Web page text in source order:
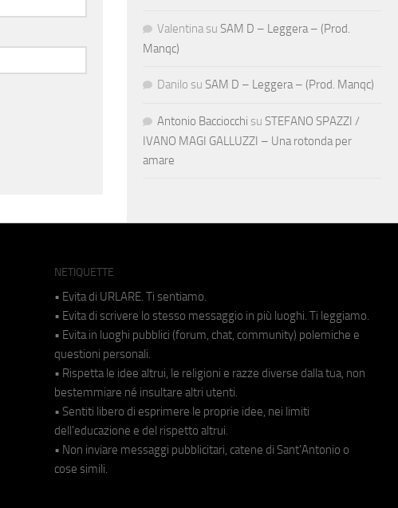
Valentina su SAM D – Leggera – (Prod.
Manqc)
Danilo su SAM D – Leggera – (Prod. Manqc)
Antonio Bacciocchi su STEFANO SPAZZI /
IVANO MAGI GALLUZZI – Una rotonda per
amare
NETIQUETTE
• Evita di URLARE. Ti sentiamo.
• Evita di scrivere lo stesso messaggio in più luoghi. Ti leggiamo.
• Evita in luoghi pubblici (forum, chat, community) polemiche e
questioni personali.
• Rispetta le idee altrui, le religioni e razze diverse dalla tua, non
bestemmiare né insultare altri utenti.
• Sentiti libero di esprimere le proprie idee, nei limiti
dell'educazione e del rispetto altrui.
• Non inviare messaggi pubblicitari, catene di Sant'Antonio o
cose simili.